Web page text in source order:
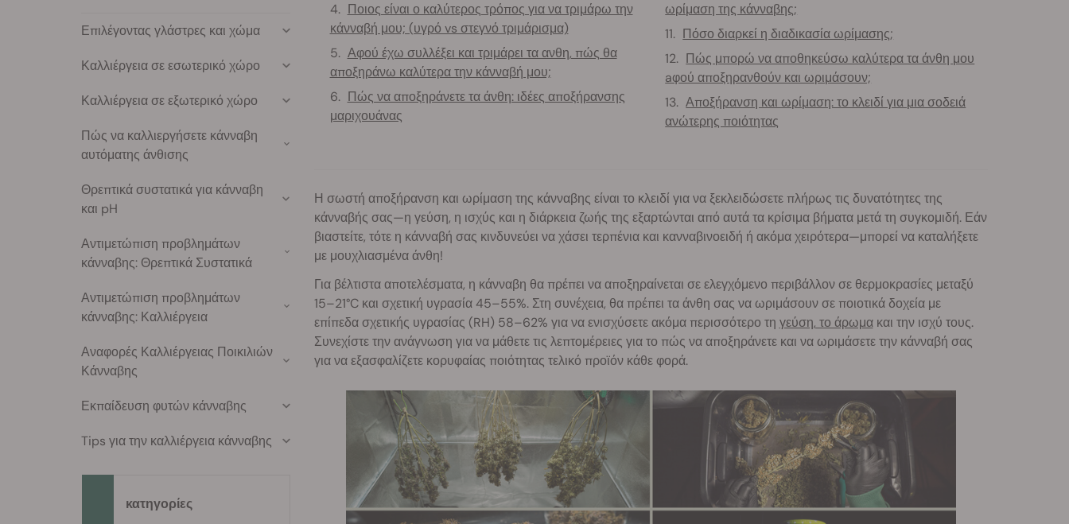
Ποιος είναι ο καλύτερος τρόπος για να τριμάρω την
κάνναβή μου; (υγρό vs στεγνό τριμάρισμα)
Αφού έχω συλλέξει και τριμάρει τα ανθη, πώς θα
αποξηράνω καλύτερα την κάνναβή μου;
Πώς να αποξηράνετε τα άνθη: ιδέες αποξήρανσης
μαριχουάνας
ωρίμαση της κάνναβης;
Πόσο διαρκεί η διαδικασία ωρίμασης;
Πώς μπορώ να αποθηκεύσω καλύτερα τα άνθη μου
aφού αποξηρανθούν και ωριμάσουν;
Αποξήρανση και ωρίμαση: το κλειδί για μια σοδειά
ανώτερης ποιότητας
Η σωστή αποξήρανση και ωρίμαση της κάνναβης είναι το κλειδί για να ξεκλειδώσετε πλήρως τις δυνατότητες της
κάνναβής σας—η γεύση, η ισχύς και η διάρκεια ζωής της εξαρτώνται από αυτά τα κρίσιμα βήματα μετά τη συγκομιδή. Εάν
βιαστείτε, τότε η κάνναβή σας κινδυνεύει να χάσει τερπένια και κανναβινοειδή ή ακόμα χειρότερα—μπορεί να καταλήξετε
με μουχλιασμένα άνθη!
Για βέλτιστα αποτελέσματα, η κάνναβη θα πρέπει να αποξηραίνεται σε ελεγχόμενο περιβάλλον σε θερμοκρασίες μεταξύ
15–21°C και σχετική υγρασία 45–55%. Στη συνέχεια, θα πρέπει τα άνθη σας να ωριμάσουν σε ποιοτικά δοχεία με
επίπεδα σχετικής υγρασίας (RH) 58–62% για να ενισχύσετε ακόμα περισσότερο τη γεύση, το άρωμακαι την ισχύ τους.
Συνεχίστε την ανάγνωση για να μάθετε τις λεπτομέρειες για το πώς να αποξηράνετε και να ωριμάσετε την κάνναβή σας
για να εξασφαλίζετε κορυφαίας ποιότητας τελικό προϊόν κάθε φορά.
Επιλέγοντας γλάστρες και χώμα
Καλλιέργεια σε εσωτερικό χώρο
Καλλιέργεια σε εξωτερικό χώρο
Πώς να καλλιεργήσετε κάνναβη
αυτόματης άνθισης
Θρεπτικά συστατικά για κάνναβη
και pH
Αντιμετώπιση προβλημάτων
κάνναβης: Θρεπτικά Συστατικά
Αντιμετώπιση προβλημάτων
κάνναβης: Καλλιέργεια
Αναφορές Καλλιέργειας Ποικιλιών
Κάνναβης
Εκπαίδευση φυτών κάνναβης
Tips για την καλλιέργεια κάνναβης
κατηγορίες